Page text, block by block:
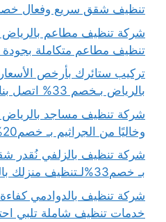
تنظيف شقق سريع وفعال خصم35%اتصل
تنظيف مطاعم متكاملة بجودة 100% اتصل بنا الان
تركيب ستائرك بأرخص
بالرياض بـخصم 33% اتصل بنا الان
شركة تنظيف مساجد
وخاليًا من الجراثيم بـ خصم20% اتصل بنا
شركة تنظيف بالزلفي نُقدر
بـ خصم33%لـتنظيف منزلك بالزلفي اتصل بنا الان
شركة تنظيف بالدوادمي كفاءة
خدمات تنظيف شاملة تلبي